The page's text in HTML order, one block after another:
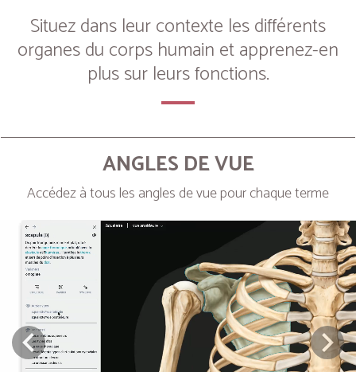
Situez dans leur contexte les différents
organes du corps humain et apprenez-en
plus sur leurs fonctions.
ANGLES DE VUE
Accédez à tous les angles de vue pour chaque terme